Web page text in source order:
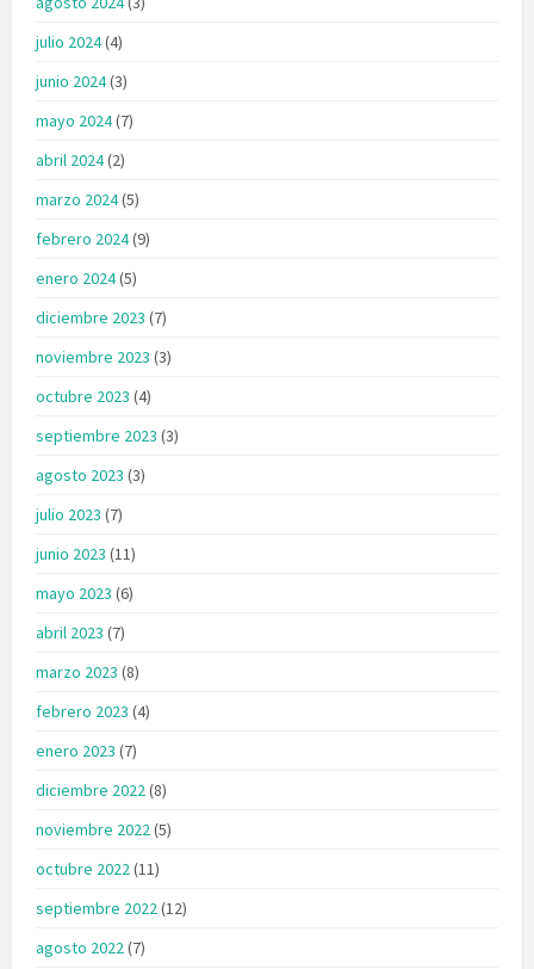
julio 2024(4)
junio 2024(3)
mayo 2024(7)
abril 2024(2)
marzo 2024(5)
febrero 2024(9)
enero 2024(5)
diciembre 2023 (7)
noviembre 2023 (3)
octubre 2023 (4)
septiembre 2023 (3)
agosto 2023 (3)
julio 2023 (7)
junio 2023 (11)
mayo 2023 (6)
abril 2023 (7)
marzo 2023 (8)
febrero 2023 (4)
enero 2023 (7)
diciembre 2022(8)
noviembre 2022(5)
octubre 2022(11)
septiembre 2022(12)
agosto 2022(7)